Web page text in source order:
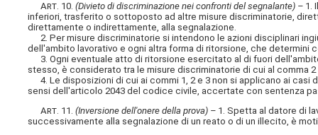
Art. 10.(Divieto di discriminazione nei confronti del segnalante) – 1.
inferiori, trasferito o sottoposto ad altre misure discriminatorie,
direttamente o indirettamente, alla segnalazione.
2. Per misure discriminatorie si intendono le azioni disciplinari
dell'ambito lavorativo e ogni altra forma di ritorsione, che determini
3. Ogni eventuale atto di ritorsione esercitato al di fuori
stesso, è considerato tra le misure discriminatorie di cui al comma
4. Le disposizioni di cui ai commi 1, 2 e 3 non si applicano ai
sensi dell'articolo 2043 del codice civile, accertate con sentenza
Art. 11.(Inversione dell'onere della prova) – 1. Spetta al datore di
successivamente alla segnalazione di un reato o di un illecito, è